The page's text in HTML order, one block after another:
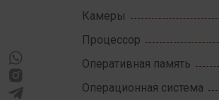
Камеры
Процессор
Оперативная память
Операционная система